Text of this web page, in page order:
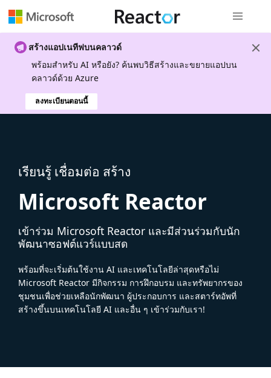
สร้างแอปเนทีฟบนคลาวด์
พร้อมสําหรับ AI หรือยัง? ค้นพบวิธีสร้างและขยายแอปบน
คลาวด์ด้วย Azure
ลงทะเบียนตอนนี้
เรียนรู้ เชื่อมต่อ สร้าง
Microsoft Reactor
เข้าร่วม Microsoft Reactor และมีส่วนร่วมกับนัก
พัฒนาซอฟต์แวร์แบบสด
พร้อมที่จะเริ่มต้นใช้งาน AI และเทคโนโลยีล่าสุดหรือไม่
Microsoft Reactor มีกิจกรรม การฝึกอบรม และทรัพยากรของ
ชุมชนเพื่อช่วยเหลือนักพัฒนา ผู้ประกอบการ และสตาร์ทอัพที่
สร้างขึ้นบนเทคโนโลยี AI และอื่น ๆ เข้าร่วมกับเรา!